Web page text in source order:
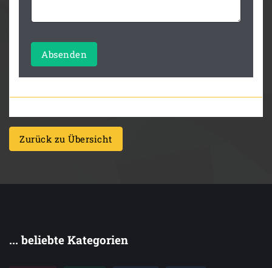
Absenden
Zurück zu Übersicht
... beliebte Kategorien